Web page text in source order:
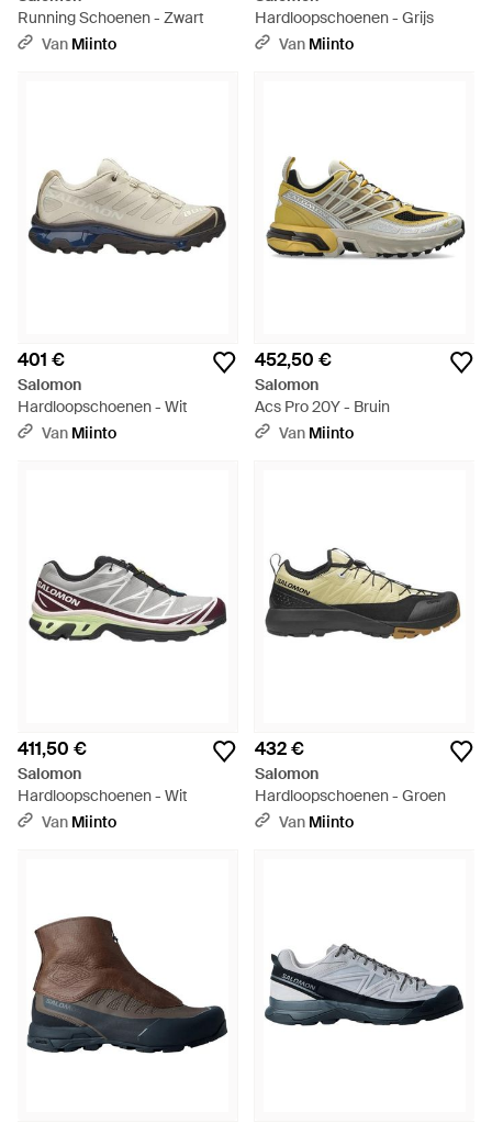
Running Schoenen - Zwart
Van Miinto
Hardloopschoenen - Grijs
Van Miinto
401 €
Salomon
Hardloopschoenen - Wit
Van Miinto
452,50 €
Salomon
Acs Pro 20Y - Bruin
Van Miinto
411,50 €
Salomon
Hardloopschoenen - Wit
Van Miinto
432 €
Salomon
Hardloopschoenen - Groen
Van Miinto